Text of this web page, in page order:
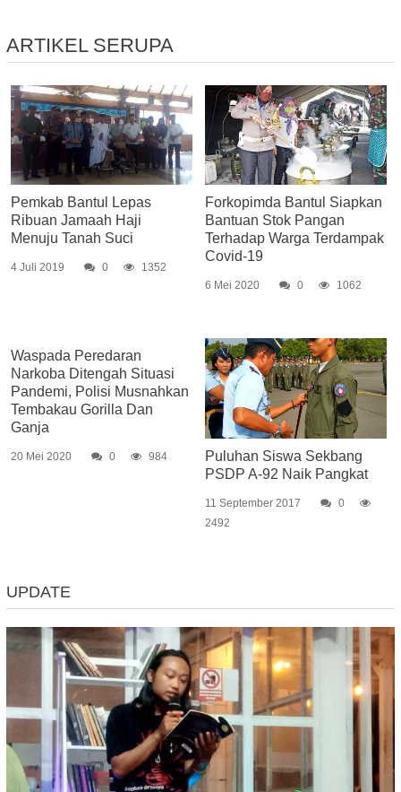
ARTIKEL SERUPA
Pemkab Bantul Lepas
Ribuan Jamaah Haji
Menuju Tanah Suci
4 Juli 2019 0 1352
Forkopimda Bantul Siapkan
Bantuan Stok Pangan
Terhadap Warga Terdampak
Covid-19
6 Mei 2020 0 1062
Waspada Peredaran
Narkoba Ditengah Situasi
Pandemi, Polisi Musnahkan
Tembakau Gorilla Dan
Ganja
20 Mei 2020 0 984
Puluhan Siswa Sekbang
PSDP A-92 Naik Pangkat
11 September 2017
0
2492
UPDATE